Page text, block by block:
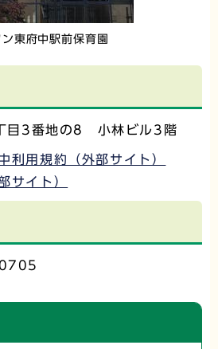
東府中駅前保育園
目3番地の8 小林ビル3階
利用規約（外部サイト）
サイト）